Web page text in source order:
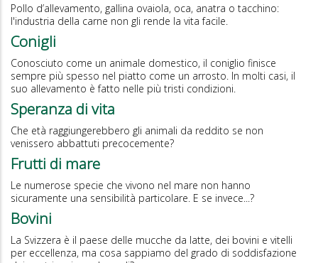
Pollo d’allevamento, gallina ovaiola, oca, anatra o tacchino:
l'industria della carne non gli rende la vita facile.
Conigli
Conosciuto come un animale domestico, il coniglio finisce
sempre più spesso nel piatto come un arrosto. In molti casi, il
suo allevamento è fatto nelle più tristi condizioni.
Speranza di vita
Che età raggiungerebbero gli animali da reddito se non
venissero abbattuti precocemente?
Frutti di mare
Le numerose specie che vivono nel mare non hanno
sicuramente una sensibilità particolare. E se invece...?
Bovini
La Svizzera è il paese delle mucche da latte, dei bovini e vitelli
per eccellenza, ma cosa sappiamo del grado di soddisfazione